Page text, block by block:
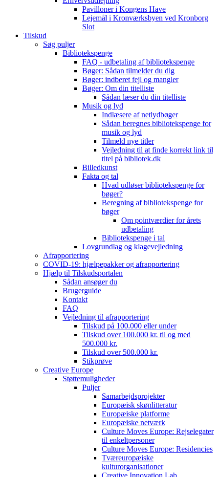
Pavilloner i Kongens Have
Lejemål i Kronværksbyen ved Kronborg
Slot
Tilskud
Søg puljer
Bibliotekspenge
FAQ - udbetaling af bibliotekspenge
Bøger: Sådan tilmelder du dig
Bøger: indberet fejl og mangler
Bøger: Om din titelliste
Sådan læser du din titelliste
Musik og lyd
Indlæsere af netlydbøger
Sådan beregnes bibliotekspenge for
musik og lyd
Tilmeld nye titler
Vejledning til at finde korrekt link til
titel på bibliotek.dk
Billedkunst
Fakta og tal
Hvad udløser bibliotekspenge for
bøger?
Beregning af bibliotekspenge for
bøger
Om pointværdier for årets
udbetaling
Bibliotekspenge i tal
Lovgrundlag og klagevejledning
Afrapportering
COVID-19: hjælpepakker og afrapportering
Hjælp til Tilskudsportalen
Sådan ansøger du
Brugerguide
Kontakt
FAQ
Vejledning til afrapportering
Tilskud på 100.000 eller under
Tilskud over 100.000 kr. til og med
500.000 kr.
Tilskud over 500.000 kr.
Stikprøve
Creative Europe
Støttemuligheder
Puljer
Samarbejdsprojekter
Europæisk skønlitteratur
Europæiske platforme
Europæiske netværk
Culture Moves Europe: Rejselegater
til enkeltpersoner
Culture Moves Europe: Residencies
Tværeuropæiske
kulturorganisationer
Creative Innovation Lab